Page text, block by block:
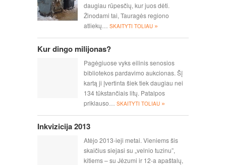
daugiau rūpesčių, kur juos dėti.
Žinodami tai, Tauragės regiono
atliekų…
SKAITYTI TOLIAU »
Kur dingo milijonas?
Pagėgiuose vyks eilinis senosios
bibliotekos pardavimo aukcionas. Šį
kartą ji įvertinta šiek tiek daugiau nei
134 tūkstančiais litų. Patalpos
priklauso…
SKAITYTI TOLIAU »
Inkvizicija 2013
Atėjo 2013-ieji metai. Vieniems šis
skaičius siejasi su „velnio tuzinu”,
kitiems – su Jėzumi ir 12-a apaštalų,